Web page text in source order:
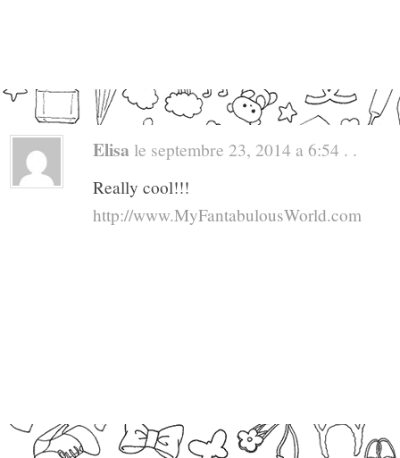
Elisa le septembre 23, 2014 a 6:54 . .
Really cool!!!
http://www.MyFantabulousWorld.com